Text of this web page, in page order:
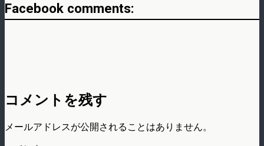
Facebook comments:
コメントを残す
メールアドレスが公開されることはありません。